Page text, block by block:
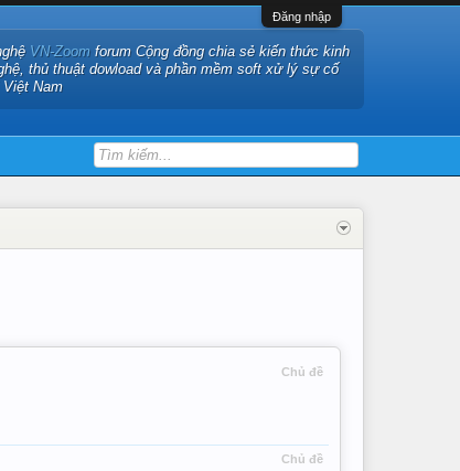
Đăng nhập
VN-Zoom forum Cộng đồng chia sẻ kiến thức kinh
thủ thuật dowload và phần mềm soft xử lý sự cố
Nam
Chủ đề
Chủ đề